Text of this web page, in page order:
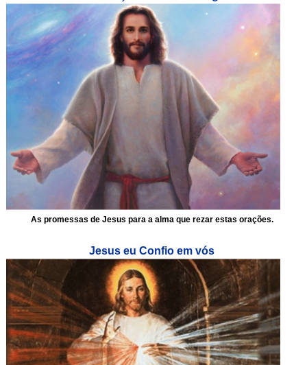
As promessas de Jesus para a alma que rezar estas orações.
Jesus eu Confio em vós